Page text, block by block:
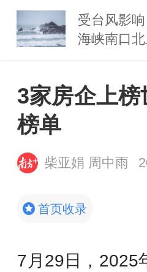
受台风影
海峡南口
3家房企上
榜单
柴亚娟 周中雨
首页收录
7月29日，2025